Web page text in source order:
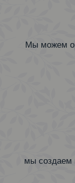
Мы можем
мы создаем